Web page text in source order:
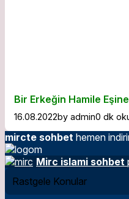
Bir Erkeğin Hamile
16.08.2022by admin0 dk
mircte sohbet hemen
Mirc islami sohbet
Rastgele Konular